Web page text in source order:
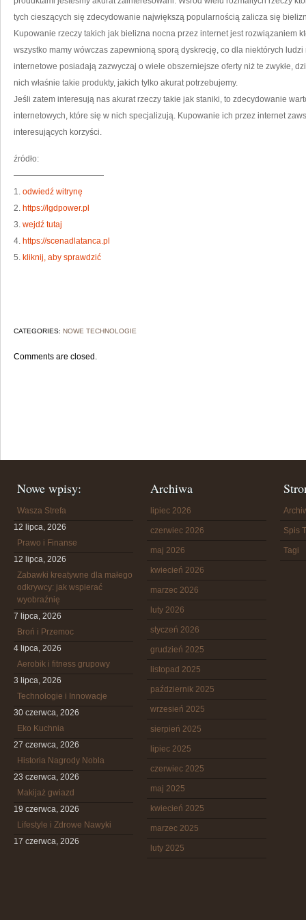
tych cieszących się zdecydowanie największą popularnością zalicza się
Kupowanie rzeczy takich jak bielizna nocna przez internet jest rozwiązaniem
wszystko mamy wówczas zapewnioną sporą dyskrecję, co dla niektórych
internetowe posiadają zazwyczaj o wiele obszerniejsze oferty niż te zwykłe,
nich właśnie takie produkty, jakich tylko akurat potrzebujemy.
Jeśli zatem interesują nas akurat rzeczy takie jak staniki, to zdecydowanie
internetowych, które się w nich specjalizują. Kupowanie ich przez internet
interesujących korzyści.
źródło:
———————————
1. odwiedź witrynę
2. https://lgdpower.pl
3. wejdź tutaj
4. https://scenadlatanca.pl
5. kliknij, aby sprawdzić
CATEGORIES: NOWE TECHNOLOGIE
Comments are closed.
Nowe wpisy:
Wasza Strefa
12 lipca, 2026
Prawo i Finanse
12 lipca, 2026
Zabawki kreatywne dla małego
odkrywcy: jak wspierać
wyobraźnię
7 lipca, 2026
Broń i Przemoc
4 lipca, 2026
Aerobik i fitness grupowy
3 lipca, 2026
Technologie i Innowacje
30 czerwca, 2026
Eko Kuchnia
27 czerwca, 2026
Historia Nagrody Nobla
23 czerwca, 2026
Makijaż gwiazd
19 czerwca, 2026
Lifestyle i Zdrowe Nawyki
17 czerwca, 2026
Archiwa
lipiec 2026
czerwiec 2026
maj 2026
kwiecień 2026
marzec 2026
luty 2026
styczeń 2026
grudzień 2025
listopad 2025
październik 2025
wrzesień 2025
sierpień 2025
lipiec 2025
czerwiec 2025
maj 2025
kwiecień 2025
marzec 2025
luty 2025
Spis
Tagi